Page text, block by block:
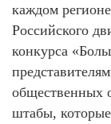
каждом
Российского
конкурса
общественных
штабы,